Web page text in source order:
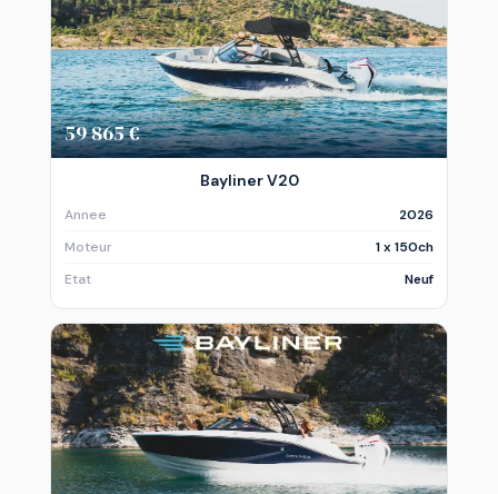
59 865 €
Bayliner V20
Annee
2026
Moteur
1 x 150ch
Etat
Neuf